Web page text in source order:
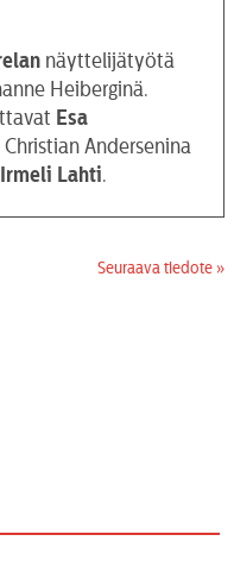
näyttelijätyötä
Heiberginä.
Esa
Andersenina
Lahti.
Seuraava tiedote »